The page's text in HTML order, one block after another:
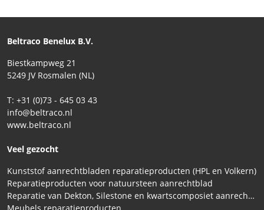
Beltraco Benelux B.V.
Biestkampweg 21
5249 JV Rosmalen (NL)
T: +31 (0)73 - 645 03 43
info@beltraco.nl
www.beltraco.nl
Veel gezocht
Kunststof aanrechtbladen reparatieproducten (HPL en Volkern)
Reparatieproducten voor natuursteen aanrechtblad
Reparatie van Dekton, Silestone en kwartscomposiet aanrechtbladen
Meubels reparatieproducten